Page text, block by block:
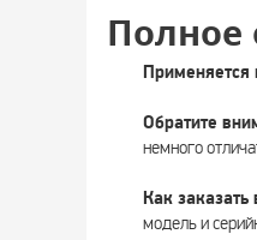
Полное
Применяется
Обратите
немного
Как
модель и